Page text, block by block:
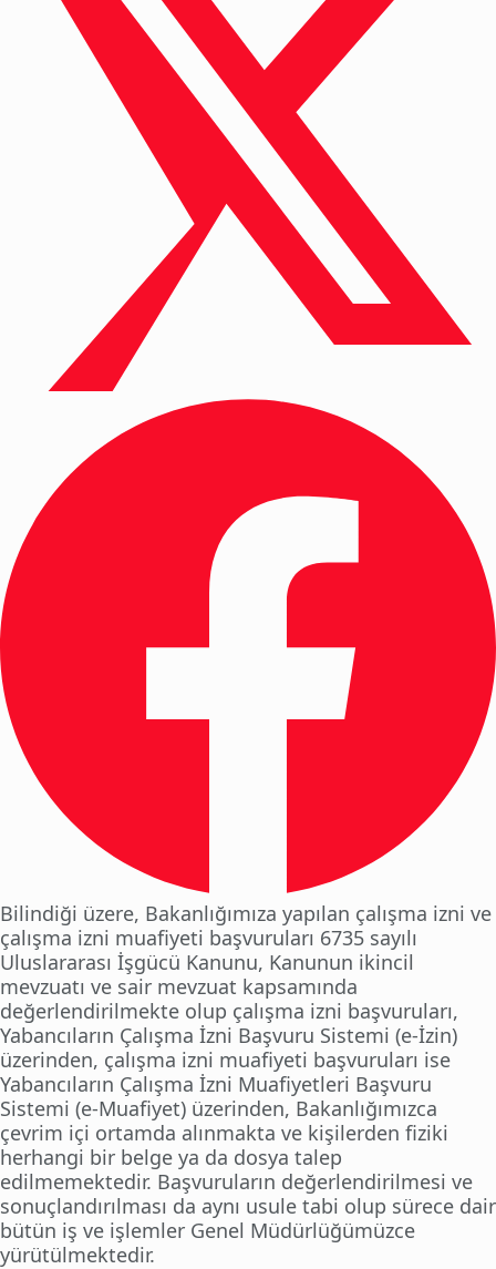
Bilindiği üzere, Bakanlığımıza yapılan çalışma izni ve
çalışma izni muafiyeti başvuruları 6735 sayılı
Uluslararası İşgücü Kanunu, Kanunun ikincil
mevzuatı ve sair mevzuat kapsamında
değerlendirilmekte olup çalışma izni başvuruları,
Yabancıların Çalışma İzni Başvuru Sistemi (e-İzin)
üzerinden, çalışma izni muafiyeti başvuruları ise
Yabancıların Çalışma İzni Muafiyetleri Başvuru
Sistemi (e-Muafiyet) üzerinden, Bakanlığımızca
çevrim içi ortamda alınmakta ve kişilerden fiziki
herhangi bir belge ya da dosya talep
edilmemektedir. Başvuruların değerlendirilmesi ve
sonuçlandırılması da aynı usule tabi olup sürece dair
bütün iş ve işlemler Genel Müdürlüğümüzce
yürütülmektedir.